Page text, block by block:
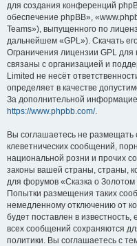
для создания конференций
обеспечение phpBB»,
Teams»), выпущенного по
дальнейшем «GPL»). Скачать
Ограничения лицензии GPL для
связаны с организацией и
Limited не несёт
определяет в качестве
За дополнительной
https://www.phpbb.com/.
Вы соглашаетесь не
клеветнических сообщений,
национальной розни и прочих
законы вашей страны, страны,
для форумов «Сказка о
Попытки размещения таких
немедленному отключению от
будет поставлен в
всех сообщений сохраняются
политики. Вы соглашаетесь с